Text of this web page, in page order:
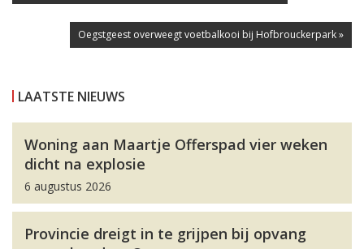
Oegstgeest overweegt voetbalkooi bij Hofbrouckerpark »
LAATSTE NIEUWS
Woning aan Maartje Offerspad vier weken
dicht na explosie
6 augustus 2026
Provincie dreigt in te grijpen bij opvang